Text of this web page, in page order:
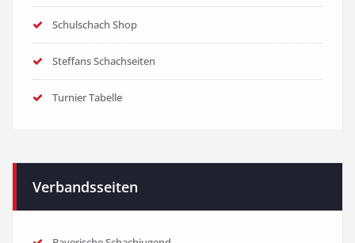
Schulschach Shop
Steffans Schachseiten
Turnier Tabelle
Verbandsseiten